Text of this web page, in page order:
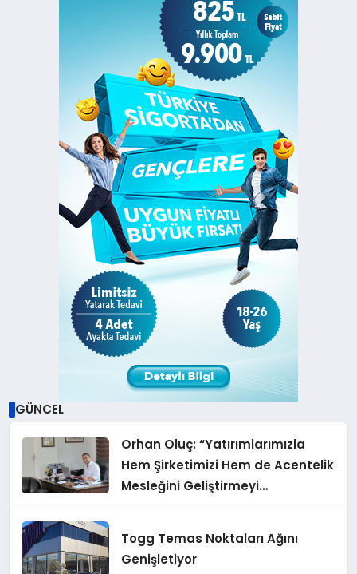
GÜNCEL
Orhan Oluç: “Yatırımlarımızla
Hem Şirketimizi Hem de Acentelik
Mesleğini Geliştirmeyi
Hedefliyoruz”
Togg Temas Noktaları Ağını
Genişletiyor